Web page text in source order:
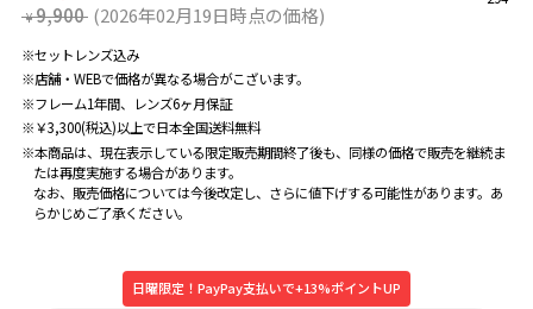
¥ 9,900 (2026年02月19日時点の価格)
※セットレンズ込み
※店舗・WEBで価格が異なる場合がこざいます。
※フレーム1年間、レンズ6ヶ月保証
※￥3,300(税込)以上で日本全国送料無料
※本商品は、現在表示している限定販売期間終了後も、同様の価格で販売を継続ま
たは再度実施する場合があります。
なお、販売価格については今後改定し、さらに値下げする可能性があります。あ
らかじめご了承ください。
日曜限定！PayPay支払いで+13%ポイントUP